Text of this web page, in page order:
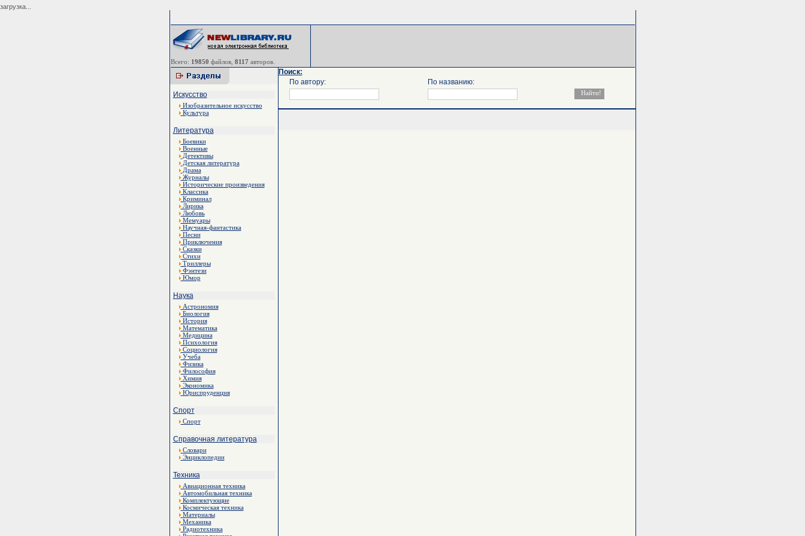
загрузка...
Всего: 19850 файлов, 8117 авторов.
Искусство
Изобразительное искусство
Культура
Литература
Боевики
Военные
Детективы
Детская литература
Драма
Журналы
Исторические произведения
Классика
Криминал
Лирика
Любовь
Мемуары
Научная-фантастика
Песни
Приключения
Сказки
Стихи
Триллеры
Фэнтези
Юмор
Наука
Астрономия
Биология
История
Математика
Медицина
Психология
Социология
Учеба
Физика
Философия
Химия
Экономика
Юриспруденция
Спорт
Спорт
Справочная литература
Словари
Энциклопедии
Техника
Авиационная техника
Автомобильная техника
Комплектующие
Космическая техника
Материалы
Механика
Радиотехника
Поиск:
По автору:
По названию: